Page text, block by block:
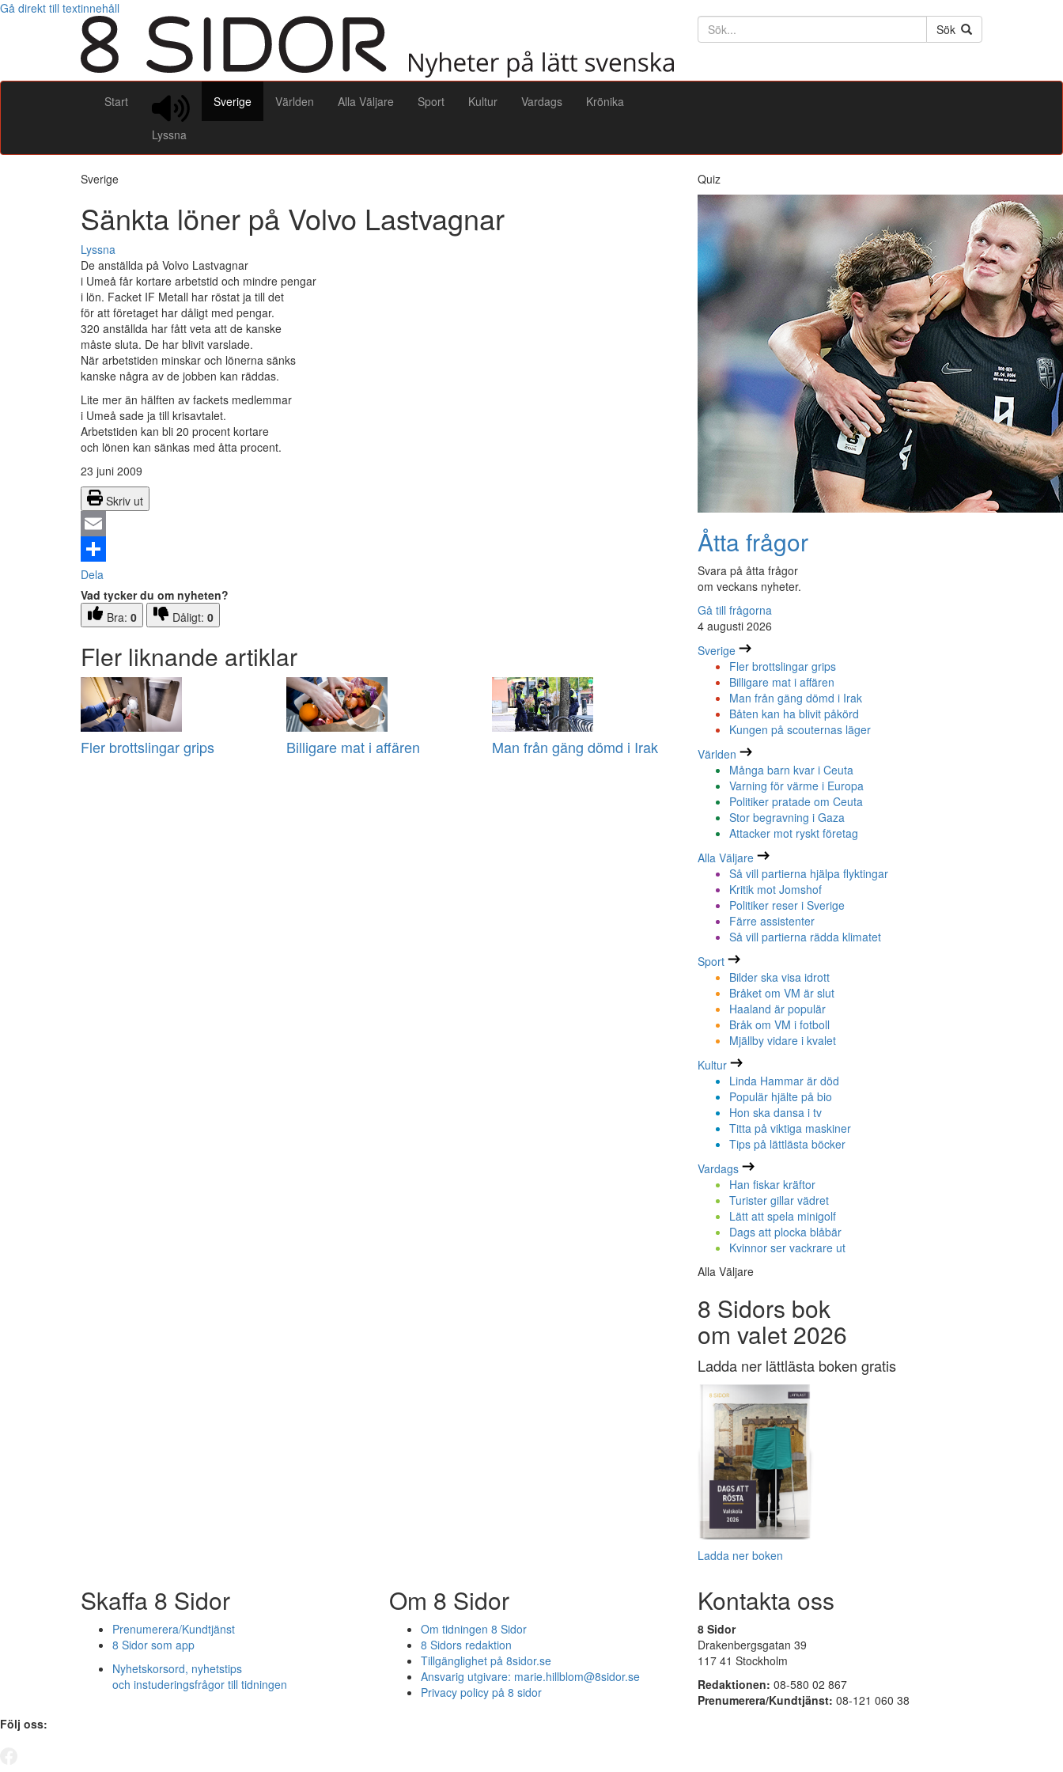
Gå direkt till textinnehåll
Söktext
Sök
Start
Lyssna
Sverige Världen Alla Väljare Sport Kultur Vardags Krönika
Sverige
Sänkta löner på Volvo Lastvagnar
Lyssna
De anställda på Volvo Lastvagnar
i Umeå får kortare arbetstid och mindre pengar
i lön. Facket IF Metall har röstat ja till det
för att företaget har dåligt med pengar.
320 anställda har fått veta att de kanske
måste sluta. De har blivit varslade.
När arbetstiden minskar och lönerna sänks
kanske några av de jobben kan räddas.
Lite mer än hälften av fackets medlemmar
i Umeå sade ja till krisavtalet.
Arbetstiden kan bli 20 procent kortare
och lönen kan sänkas med åtta procent.
23 juni 2009
Skriv ut
Email
Dela
Vad tycker du om nyheten?
Bra: 0 Dåligt: 0
Fler liknande artiklar
Fler brottslingar grips Billigare mat i affären Man från gäng dömd i Irak
Quiz
Åtta frågor
Svara på åtta frågor
om veckans nyheter.
Gå till frågorna
4 augusti 2026
Sverige
Fler brottslingar grips
Billigare mat i affären
Man från gäng dömd i Irak
Båten kan ha blivit påkörd
Kungen på scouternas läger
Världen
Många barn kvar i Ceuta
Varning för värme i Europa
Politiker pratade om Ceuta
Stor begravning i Gaza
Attacker mot ryskt företag
Alla Väljare
Så vill partierna hjälpa flyktingar
Kritik mot Jomshof
Politiker reser i Sverige
Färre assistenter
Så vill partierna rädda klimatet
Sport
Bilder ska visa idrott
Bråket om VM är slut
Haaland är populär
Bråk om VM i fotboll
Mjällby vidare i kvalet
Kultur
Linda Hammar är död
Populär hjälte på bio
Hon ska dansa i tv
Titta på viktiga maskiner
Tips på lättlästa böcker
Vardags
Han fiskar kräftor
Turister gillar vädret
Lätt att spela minigolf
Dags att plocka blåbär
Kvinnor ser vackrare ut
Alla Väljare
8 Sidors bok
om valet 2026
Ladda ner lättlästa boken gratis
Ladda ner boken
Skaffa 8 Sidor
Prenumerera/Kundtjänst
8 Sidor som app
Nyhetskorsord, nyhetstips
och instuderingsfrågor till tidningen
Om 8 Sidor
Om tidningen 8 Sidor
8 Sidors redaktion
Tillgänglighet på 8sidor.se
Ansvarig utgivare: marie.hillblom@8sidor.se
Privacy policy på 8 sidor
Kontakta oss
8 Sidor
Drakenbergsgatan 39
117 41 Stockholm
Redaktionen: 08-580 02 867
Prenumerera/Kundtjänst: 08-121 060 38
Följ oss: